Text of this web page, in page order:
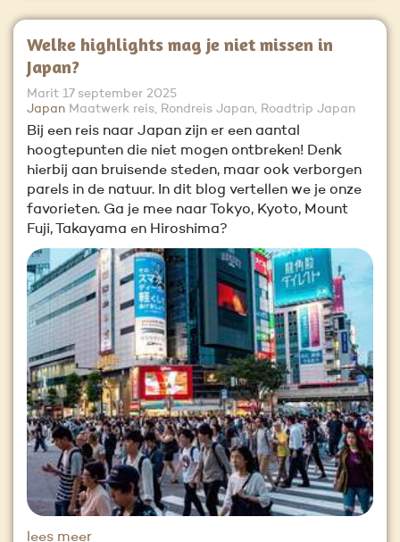
Welke highlights mag je niet missen in
Japan?
Marit 17 september 2025
Japan Maatwerk reis, Rondreis Japan, Roadtrip Japan
Bij een reis naar Japan zijn er een aantal
hoogtepunten die niet mogen ontbreken! Denk
hierbij aan bruisende steden, maar ook verborgen
parels in de natuur. In dit blog vertellen we je onze
favorieten. Ga je mee naar Tokyo, Kyoto, Mount
Fuji, Takayama en Hiroshima?
lees meer